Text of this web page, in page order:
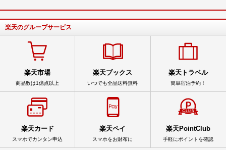
楽天のグループサービス
楽天市場
商品数は1億点以上
楽天ブックス
いつでも全品送料無料
楽天トラベル
簡単宿泊予約！
楽天カード
スマホでカンタン申込
楽天ペイ
スマホをお財布に
楽天PointClub
手軽にポイントを確認